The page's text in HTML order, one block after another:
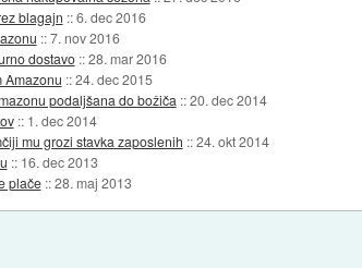
blagajn ::6. dec 2016
::7. nov 2016
dostavo ::28. mar 2016
Amazonu ::24. dec 2015
podaljšana do božiča ::20. dec 2014
:: 1. dec 2014
mu grozi stavka zaposlenih ::24. okt 2014
:: 16. dec 2013
plače ::28. maj 2013